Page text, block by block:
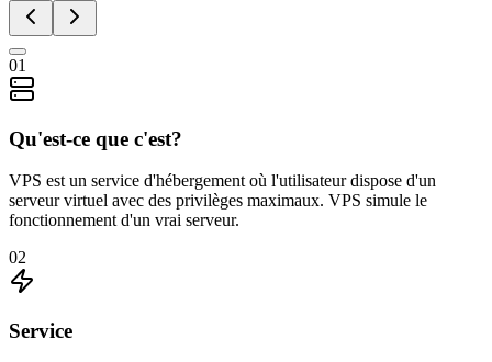
01
Qu'est-ce que c'est?
VPS est un service d'hébergement où l'utilisateur dispose d'un
serveur virtuel avec des privilèges maximaux. VPS simule le
fonctionnement d'un vrai serveur.
02
Service